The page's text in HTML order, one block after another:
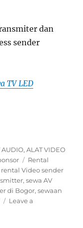
dan
sender
TV LED
AUDIO,ALAT VIDEO
Tags
Rental
rental Video sender
,sewa AV
di Bogor,sewaan
Leave a